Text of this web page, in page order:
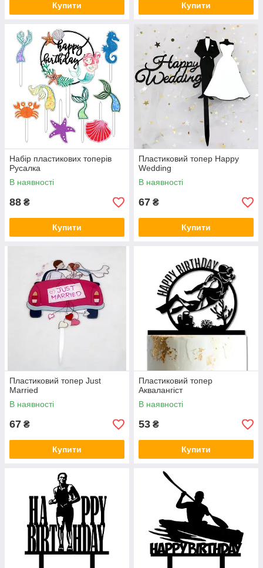
Купити Купити
Набір пластикових топерів
Русалка
В наявності
88 ₴
Купити
Пластиковий топер Happy
Wedding
В наявності
67 ₴
Купити
Пластиковий топер Just
Married
В наявності
67 ₴
Купити
Пластиковий топер
Аквалангіст
В наявності
53 ₴
Купити